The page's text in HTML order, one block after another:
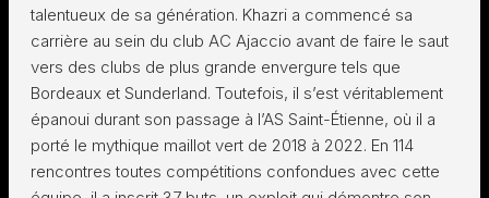
talentueux de sa génération. Khazri a commencé sa
carrière au sein du club AC Ajaccio avant de faire le saut
vers des clubs de plus grande envergure tels que
Bordeaux et Sunderland. Toutefois, il s’est véritablement
épanoui durant son passage à l’AS Saint-Étienne, où il a
porté le mythique maillot vert de 2018 à 2022. En 114
rencontres toutes compétitions confondues avec cette